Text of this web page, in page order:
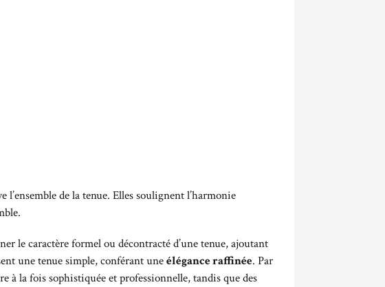
de la tenue. Elles soulignent l’harmonie
le caractère formel ou décontracté d’une tenue, ajoutant
une tenue simple, conférant uneélégance raffinée. Par
à la fois sophistiquée et professionnelle, tandis que des